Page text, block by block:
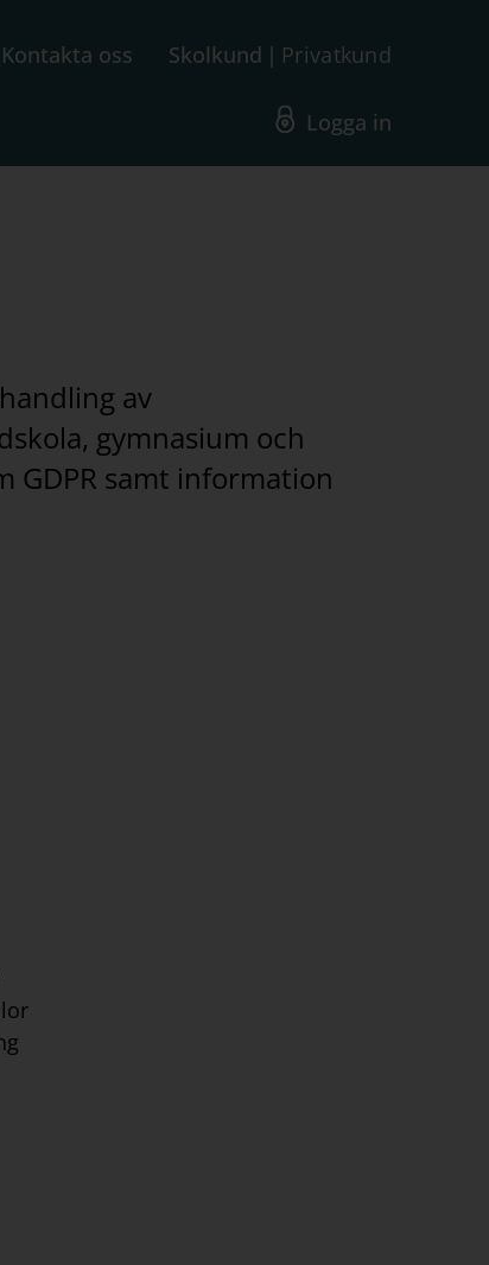
Kontakta oss Skolkund Privatkund
Logga in
av
gymnasium och
GDPR samt information